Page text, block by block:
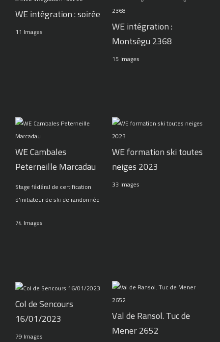
WE intégration : soirée
11 Images
WE intégration :
Montségu 2368
15 Images
WE Cambales
Peterneille Marcadau
Stage fédéral de certification
d'initiateur de ski de randonnée
74 Images
WE formation ski toutes
neiges 2023
33 Images
Col de Sencours
16/01/2023
79 Images
Val de Ransol. Tuc de
Mener 2652